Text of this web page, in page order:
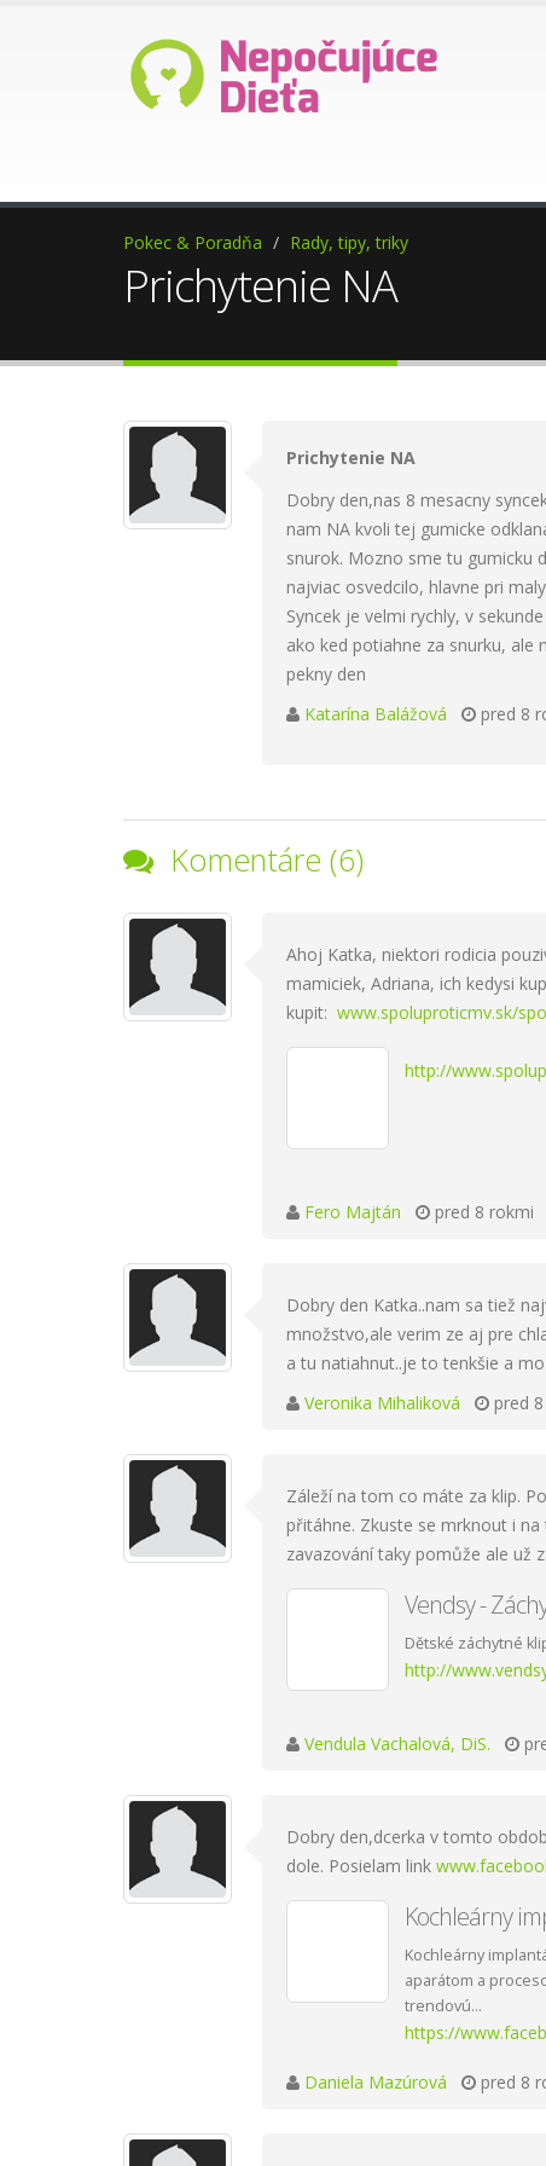
Ako darovať 2%?
Pokec & Poradňa Rady, tipy, triky
Prichytenie NA
Prichytenie NA
Dobry den,nas 8 mesacny
nam NA kvoli tej gumicke
snurok. Mozno sme tu gumicku
najviac osvedcilo, hlavne pri
Syncek je velmi rychly, v
ako ked potiahne za snurku,
pekny den
Katarína Balážová
pred 8
Komentáre (6)
Ahoj Katka, niektori rodicia
mamiciek, Adriana, ich kedysi
kupit: www.spoluproticmv.sk/
http://
Fero Majtán pred 8 rokmi
Dobry den Katka..nam sa tiež
množstvo,ale verim ze aj pre
a tu natiahnut..je to tenkšie a
Veronika Mihaliková
pred
Záleží na tom co máte za klip.
přitáhne. Zkuste se mrknout i na
zavazování taky pomůže ale už
Vendsy -
Dětské záchytné
http://
Vendula Vachalová, DiS.
Dobry den,dcerka v tomto
dole. Posielam link
Kochleárny
Kochleárny
aparátom a
trendovú...
https://
Daniela Mazúrová pred 8